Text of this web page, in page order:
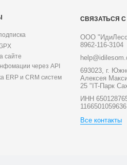
сайте
через API
ERP и CRM систем
СВЯЗАТЬСЯ
ООО
8962-116-3104
693023, г.
Алексея
25 "IT-Парк
ИНН
1166501059636
Все контакты